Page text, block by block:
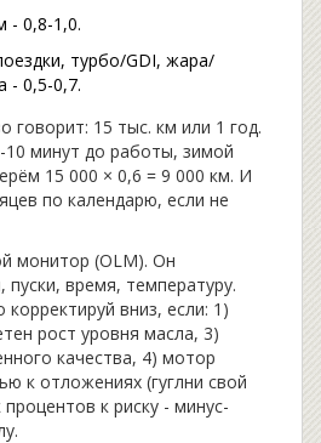
- 0,8-1,0.
турбо/GDI, жара/
- 0,5-0,7.
говорит: 15 тыс. км или 1 год.
10 минут до работы, зимой
15 000 × 0,6 = 9 000 км. И
по календарю, если не
монитор (OLM). Он
время, температуру.
вниз, если: 1)
рост уровня масла, 3)
качества, 4) мотор
к отложениях (гуглни свой
к риску - минус-